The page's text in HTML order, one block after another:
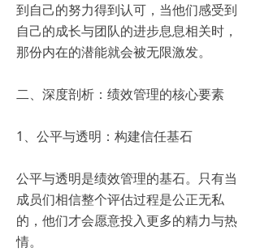
到自己的努力得到认可，当他们感受到
自己的成长与团队的进步息息相关时，
那份内在的潜能就会被无限激发。
二、深度剖析：绩效管理的核心要素
1、公平与透明：构建信任基石
公平与透明是绩效管理的基石。只有当
成员们相信整个评估过程是公正无私
的，他们才会愿意投入更多的精力与热
情。